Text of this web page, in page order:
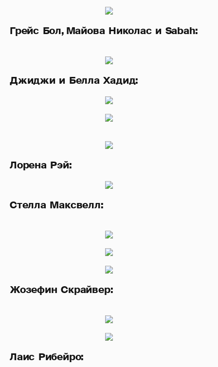
Грейс Бол, Майова Николас и Sabah:
Джиджи и Белла Хадид:
Лорена Рэй:
Стелла Максвелл:
Жозефин Скрайвер:
Лаис Рибейро: